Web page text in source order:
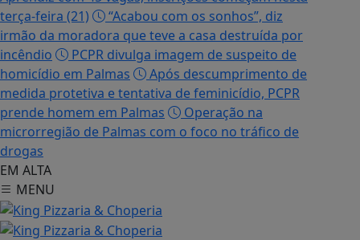
terça-feira (21)
“Acabou com os sonhos”, diz
irmão da moradora que teve a casa destruída por
incêndio
PCPR divulga imagem de suspeito de
homicídio em Palmas
Após descumprimento de
medida protetiva e tentativa de feminicídio, PCPR
prende homem em Palmas
Operação na
microrregião de Palmas com o foco no tráfico de
drogas
EM ALTA
MENU